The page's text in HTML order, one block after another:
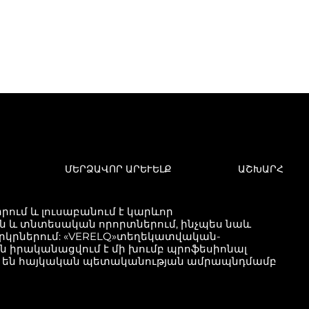
ՄԵՐՁԱՎՈՐ ԱՐԵՒԵԼՔ ԱՇԽԱՐՀ
և լուսաբանում է կարևոր
տնտեսական որորտներում, ինչպես նաև
«VERELQ»տեղեկատվական-
իրականացվում է մի խումբ պրոֆեսիոնալ
են հայկական պետականության ամրապնդմամբ